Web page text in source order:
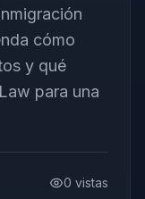
cómo
y qué
para una
0 vistas